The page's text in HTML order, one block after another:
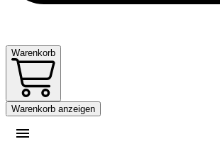
Warenkorb
Warenkorb anzeigen